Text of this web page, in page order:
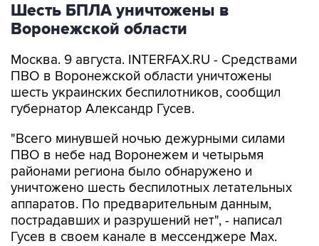
Шесть БПЛА уничтожены в
Воронежской области
Москва. 9 августа. INTERFAX.RU - Средствами
ПВО в Воронежской области уничтожены
шесть украинских беспилотников, сообщил
губернатор Александр Гусев.
"Всего минувшей ночью дежурными силами
ПВО в небе над Воронежем и четырьмя
районами региона было обнаружено и
уничтожено шесть беспилотных летательных
аппаратов. По предварительным данным,
пострадавших и разрушений нет", - написал
Гусев в своем канале в мессенджере Max.